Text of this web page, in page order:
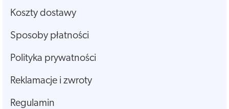
Koszty dostawy
Sposoby płatności
Polityka prywatności
Reklamacje i zwroty
Regulamin